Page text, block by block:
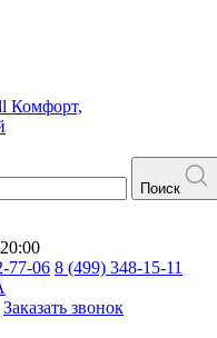
Комфорт,
Поиск
77-06 8 (499) 348-15-11
Заказать звонок